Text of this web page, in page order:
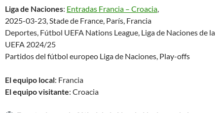
Liga de Naciones: Entradas Francia – Croacia,
2025-03-23, Stade de France, París, Francia
Deportes, Fútbol UEFA Nations League, Liga de Naciones de la
UEFA 2024/25
Partidos del fútbol europeo Liga de Naciones, Play-offs
El equipo local: Francia
El equipo visitante: Croacia